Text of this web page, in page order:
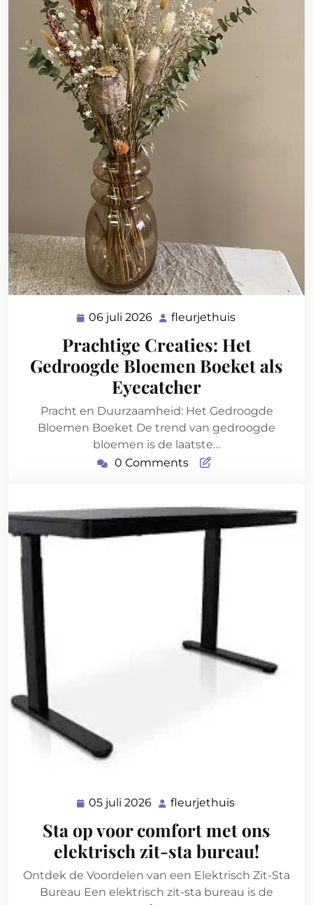
06 juli 2026 06
2026
fleurjethuis
Prachtige Creaties: Het
Gedroogde Bloemen Boeket als
Eyecatcher
Pracht en Duurzaamheid: Het Gedroogde
Bloemen Boeket De trend van gedroogde
bloemen is de laatste…
0 Comments
05 juli 2026 05
2026
fleurjethuis
Sta op voor comfort met ons
elektrisch zit-sta bureau!
Ontdek de Voordelen van een Elektrisch Zit-Sta
Bureau Een elektrisch zit-sta bureau is de